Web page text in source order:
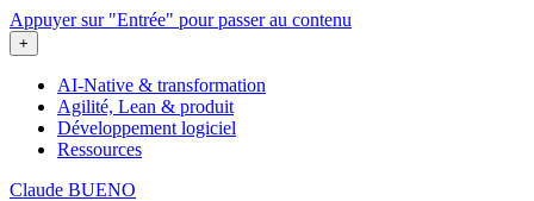
Appuyer sur "Entrée" pour passer au contenu
ouvrir
le
+
AI-Native & transformation
Agilité, Lean & produit
Développement logiciel
Ressources
Claude BUENO